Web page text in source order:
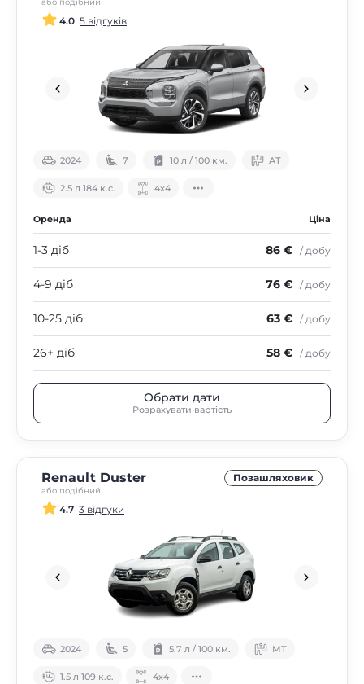
4.0 5 відгуків
2024 7 10 л / 100 км. АТ
2.5 л 184 к.с. 4х4
Оренда Ціна
1-3 діб 86 € / добу
4-9 діб 76 € / добу
10-25 діб 63 € / добу
26+ діб 58 € / добу
Обрати дати
Розрахувати вартість
Renault Duster
або подібний
Позашляховик
4.7 3 відгуки
2024 5 5.7 л / 100 км. МТ
1.5 л 109 к.с. 4х4